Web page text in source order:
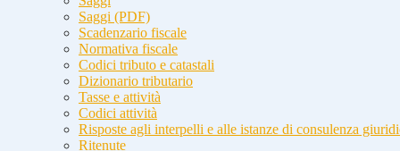
Saggi (PDF)
Scadenzario fiscale
Normativa fiscale
Codici tributo e catastali
Dizionario tributario
Tasse e attività
Codici attività
Risposte agli interpelli e alle istanze di consulenza
Ritenute